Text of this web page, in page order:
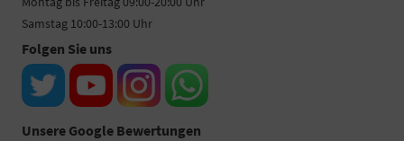
Samstag 10:00-13:00 Uhr
Folgen Sie uns
Unsere Google Bewertungen